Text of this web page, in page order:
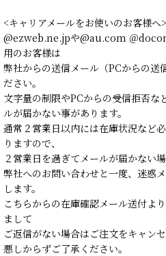
<キャリアメールをお使いのお客様へ>
@ezweb.ne.jpや@au.com ＠
用のお客様は
弊社からの送信メール（PCからの送
ださい。
文字量の制限やPCからの受信拒否な
ルが届かない事があります。
通常２営業日以内には在庫状況など
りますので、
２営業日を過ぎてメールが届かない
弊社へのお問い合わせと一度、迷惑
します。
こちらからの在庫確認メール送付よ
まして
ご返信がない場合はご注文をキャン
悪しからずご了承ください。